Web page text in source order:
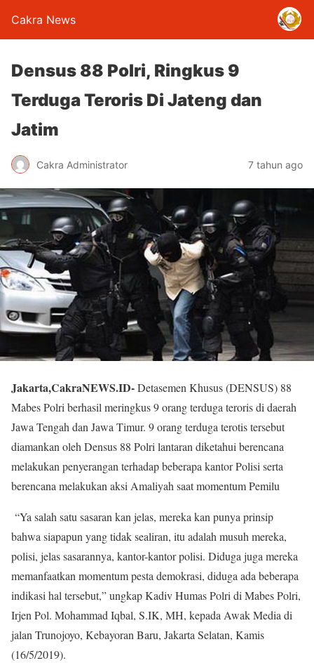
Cakra News
Densus 88 Polri, Ringkus 9
Terduga Teroris Di Jateng dan
Jatim
Cakra Administrator 7 tahun ago
Jakarta,CakraNEWS.ID-Detasemen Khusus (DENSUS) 88
Mabes Polri berhasil meringkus 9 orang terduga teroris di daerah
Jawa Tengah dan Jawa Timur. 9 orang terduga terotis tersebut
diamankan oleh Densus 88 Polri lantaran diketahui berencana
melakukan penyerangan terhadap beberapa kantor Polisi serta
berencana melakukan aksi Amaliyah saat momentum Pemilu
“Ya salah satu sasaran kan jelas, mereka kan punya prinsip
bahwa siapapun yang tidak sealiran, itu adalah musuh mereka,
polisi, jelas sasarannya, kantor-kantor polisi. Diduga juga mereka
memanfaatkan momentum pesta demokrasi, diduga ada beberapa
indikasi hal tersebut,” ungkap Kadiv Humas Polri di Mabes Polri,
Irjen Pol. Mohammad Iqbal, S.IK, MH, kepada Awak Media di
jalan Trunojoyo, Kebayoran Baru, Jakarta Selatan, Kamis
(16/5/2019).